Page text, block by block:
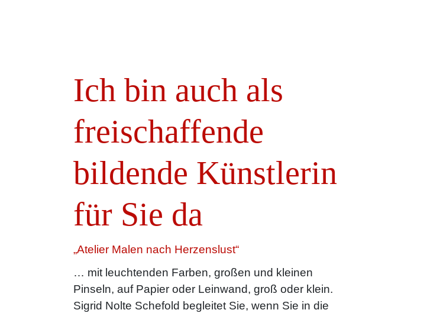
Ich bin auch als
freischaffende
bildende Künstlerin
für Sie da
„Atelier Malen nach Herzenslust“
… mit leuchtenden Farben, großen und kleinen
Pinseln, auf Papier oder Leinwand, groß oder klein.
Sigrid Nolte Schefold begleitet Sie, wenn Sie in die